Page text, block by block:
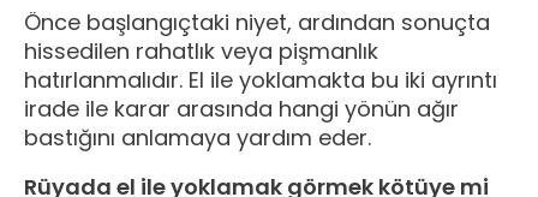
Önce başlangıçtaki niyet, ardından sonuçta
hissedilen rahatlık veya pişmanlık
hatırlanmalıdır. El ile yoklamakta bu iki ayrıntı
irade ile karar arasında hangi yönün ağır
bastığını anlamaya yardım eder.
Rüyada el ile yoklamak görmek kötüye mi